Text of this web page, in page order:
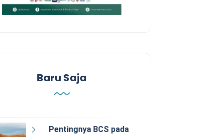
Baru Saja
Pentingnya BCS pada